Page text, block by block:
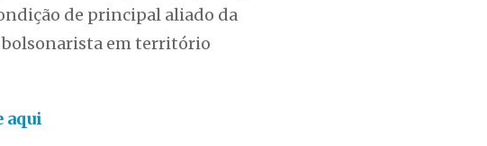
de principal aliado da
bolsonarista em território
aqui